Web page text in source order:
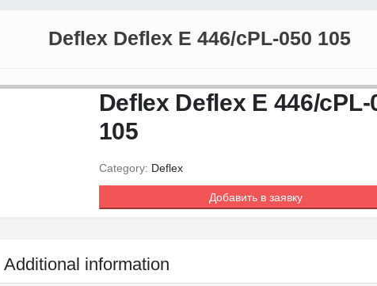
Deflex Deflex E 446/cPL-050 105
Deflex Deflex E 446/cPL-
105
Category: Deflex
Добавить в заявку
Additional information